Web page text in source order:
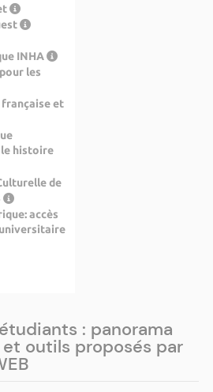
INHA
les
française et
histoire
de
accès
: panorama
outils proposés par